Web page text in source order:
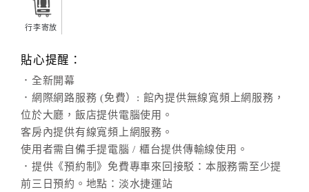
行李寄放
貼心提醒：
．全新開幕
．網際網路服務 (免費）: 館內提供無線寬頻上網服務，
位於大廳，飯店提供電腦使用。
客房內提供有線寬頻上網服務。
使用者需自備手提電腦 / 櫃台提供傳輸線使用。
．提供《預約制》免費專車來回接駁：本服務需至少提
前三日預約。地點：淡水捷運站